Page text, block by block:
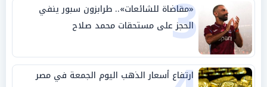
3
«مقاضاة للشائعات».. طرابزون سبور ينفي
الحجز على مستحقات محمد صلاح
ارتفاع أسعار الذهب اليوم الجمعة في مصر